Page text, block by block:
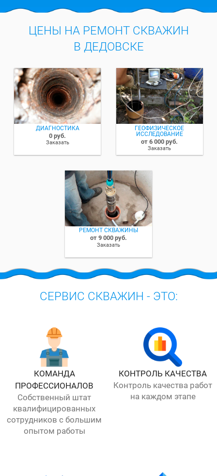
ЦЕНЫ НА РЕМОНТ СКВАЖИН
В ДЕДОВСКЕ
ДИАГНОСТИКА
0 руб.
Заказать
ГЕОФИЗИЧЕСКОЕ
ИССЛЕДОВАНИЕ
от 6 000 руб.
Заказать
РЕМОНТ СКВАЖИНЫ
от 9 000 руб.
Заказать
СЕРВИС СКВАЖИН - ЭТО:
КОМАНДА
ПРОФЕССИОНАЛОВ
Собственный штат
квалифицированных
сотрудников с большим
опытом работы
КОНТРОЛЬ КАЧЕСТВА
Контроль качества работ
на каждом этапе